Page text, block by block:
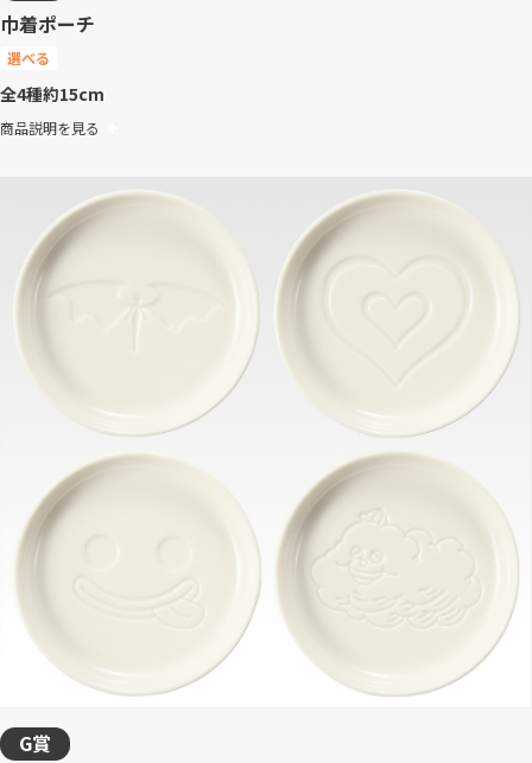
巾着ポーチ
選べる
全4種約15cm
商品説明を見る
G賞